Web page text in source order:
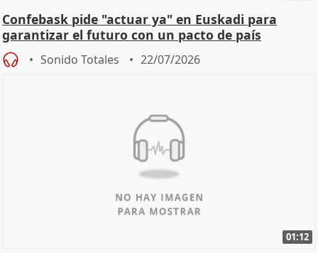
Confebask pide "actuar ya" en Euskadi para
garantizar el futuro con un pacto de país
Sonido Totales 22/07/2026
01:12